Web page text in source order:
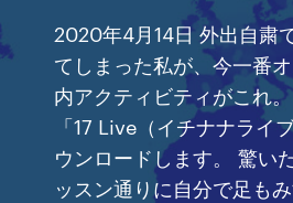
2020年4月14日 外出自粛
てしまった私が、今一番
内アクティビティがこれ
「17 Live（イチナナライ
ウンロードします。 驚い
ッスン通りに自分で足も